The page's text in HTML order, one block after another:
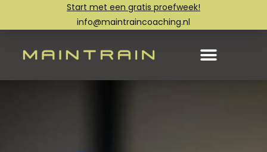
Start met een gratis proefweek!
info@maintraincoaching.nl